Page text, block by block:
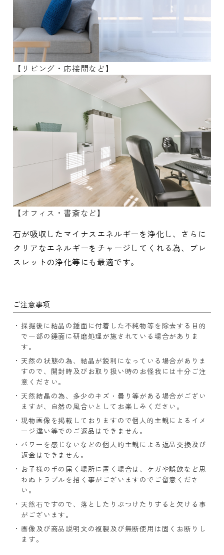
【リビング・応接間など】
【オフィス・書斎など】
石が吸収したマイナスエネルギーを浄化し、さらに
クリアなエネルギーをチャージしてくれる為、ブレ
スレットの浄化等にも最適です。
ご注意事項
採掘後に結晶の錘面に付着した不純物等を除去する目的
で一部の錘面に研磨処理が施されている場合がありま
す。
天然の状態の為、結晶が鋭利になっている場合がありま
すので、開封時及びお取り扱い時のお怪我には十分ご注
意ください。
天然結晶の為、多少のキズ・曇り等がある場合がござい
ますが、自然の風合いとしてお楽しみください。
現物画像を掲載しておりますので個人的主観によるイメ
ージ違い等でのご返品はできません。
パワーを感じないなどの個人的主観による返品交換及び
返金はできません。
お子様の手の届く場所に置く場合は、ケガや誤飲など思
わぬトラブルを招く事がございますのでご留意くださ
い。
天然石ですので、落としたりぶつけたりすると欠ける事
がございます。
画像及び商品説明文の複製及び無断使用は固くお断りし
ます。